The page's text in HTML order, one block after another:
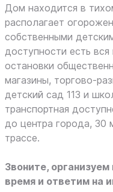
Дом находится в
располагает
собственными
доступности есть
остановки
магазины, торгово-
детский сад 113 и
транспортная
до центра города, 30
трассе.
Звоните,
время и ответим на